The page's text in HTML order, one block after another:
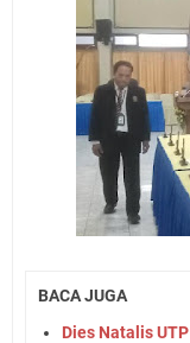
BACA JUGA
Dies Natalis